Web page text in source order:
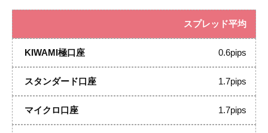
スプレッド平均
0.6pips
1.7pips
1.7pips